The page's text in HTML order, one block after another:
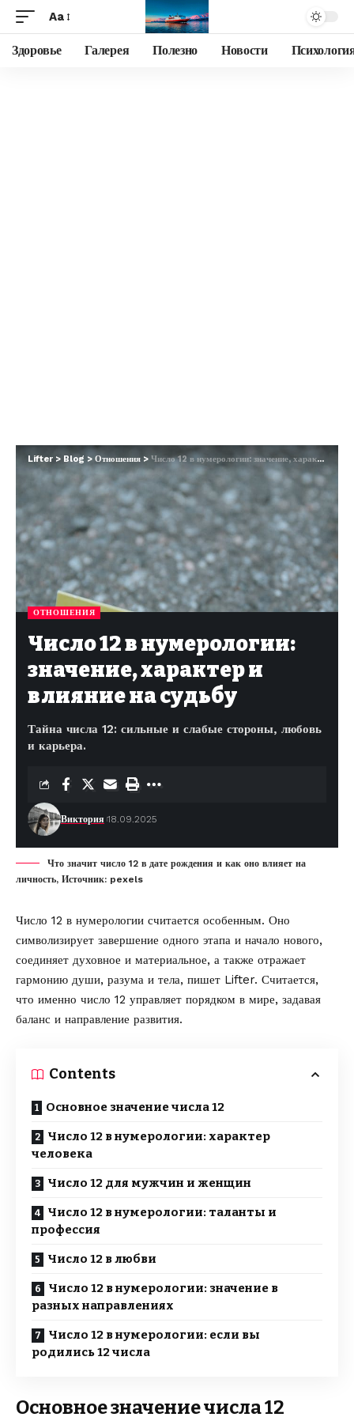
Aa
Здоровье Галерея Полезно Новости
Lifter > Blog > Отношения > Число 12 в нумерологии: значение, характер и влияние на судьбу
ОТНОШЕНИЯ
Число 12 в нумерологии:
значение, характер и
влияние на судьбу
Тайна числа 12: сильные и слабые стороны, любовь
и карьера.
Виктория 18.09.2025
Что значит число 12 в дате рождения и как оно влияет на
личность, Источник: pexels
Число 12 в нумерологии считается особенным. Оно
символизирует завершение одного этапа и начало нового,
соединяет духовное и материальное, а также отражает
гармонию души, разума и тела, пишет Lifter. Считается,
что именно число 12 управляет порядком в мире, задавая
баланс и направление развития.
Contents
Основное значение числа 12
Число 12 в нумерологии: характер
человека
Число 12 для мужчин и женщин
Число 12 в нумерологии: таланты и
профессия
Число 12 в любви
Число 12 в нумерологии: значение в
разных направлениях
Число 12 в нумерологии: если вы
родились 12 числа
Основное значение числа 12